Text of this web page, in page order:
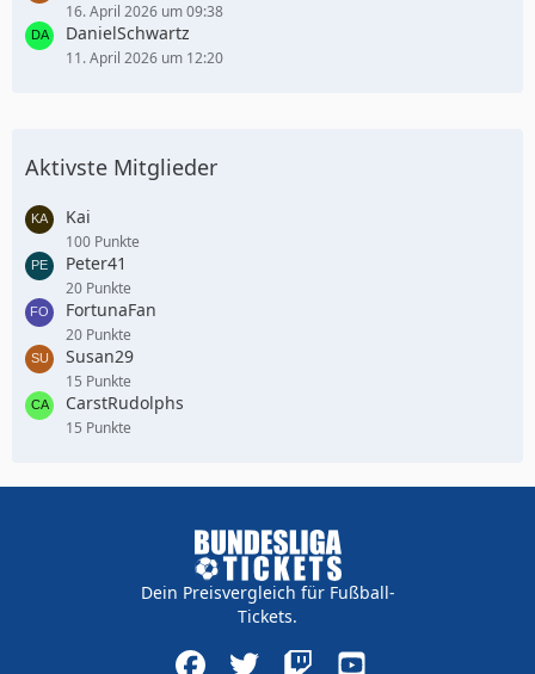
16. April 2026 um 09:38
DanielSchwartz
11. April 2026 um 12:20
Aktivste Mitglieder
Kai
100 Punkte
Peter41
20 Punkte
FortunaFan
20 Punkte
Susan29
15 Punkte
CarstRudolphs
15 Punkte
Dein Preisvergleich für Fußball-
Tickets.